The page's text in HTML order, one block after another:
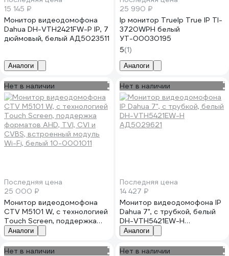
15 145 ₽
Монитор видеодомофона
Dahua DH-VTH2421FW-P IP, 7
дюймовый, белый АД5023511
Аналоги
25 990 ₽
Ip монитор TrueIp True IP TI-
3720WPH белый
УТ-00030195
5(1)
Аналоги
Нет в наличии
Последняя цена
25 000 ₽
Монитор видеодомофона
CTV M5101 W, с технологией
Touch Screen, поддержка
форматов AHD, TVI, CVI и
CVBS, встроенный модуль
Wi-Fi, белый 10-0001011
Аналоги
Нет в наличии
Последняя цена
14 427 ₽
Монитор видеодомофона IP
Dahua 7", с трубкой, белый
DH-VTH5421EW-H
АД5029621
Аналоги
Нет в наличии Нет в наличии